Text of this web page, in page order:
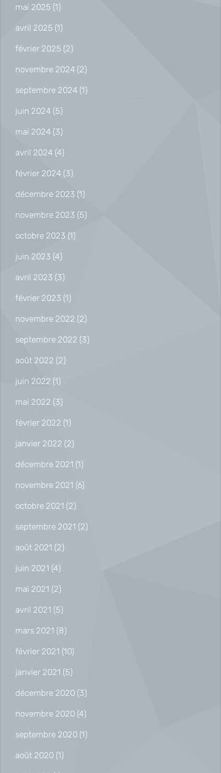
mai 2025 (1)
avril 2025 (1)
février 2025 (2)
novembre 2024 (2)
septembre 2024 (1)
juin 2024 (5)
mai 2024 (3)
avril 2024 (4)
février 2024 (3)
décembre 2023 (1)
novembre 2023 (5)
octobre 2023 (1)
juin 2023 (4)
avril 2023 (3)
février 2023 (1)
novembre 2022 (2)
septembre 2022 (3)
août 2022 (2)
juin 2022 (1)
mai 2022 (3)
février 2022 (1)
janvier 2022 (2)
décembre 2021 (1)
novembre 2021 (6)
octobre 2021 (2)
septembre 2021 (2)
août 2021 (2)
juin 2021 (4)
mai 2021 (2)
avril 2021 (5)
mars 2021 (8)
février 2021 (10)
janvier 2021 (5)
décembre 2020 (3)
novembre 2020 (4)
septembre 2020 (1)
août 2020 (1)